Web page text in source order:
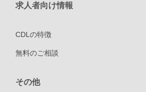
求人者向け情報
CDLの特徴
無料のご相談
その他